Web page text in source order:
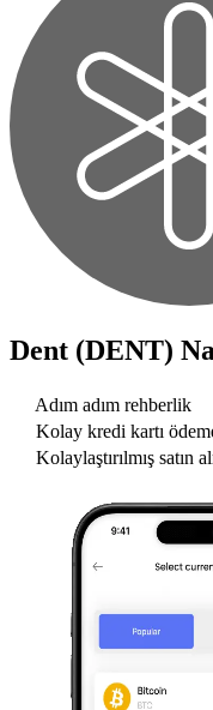
Dent (DENT)
Adım adım rehberlik
Kolay kredi kartı
Kolaylaştırılmış satın